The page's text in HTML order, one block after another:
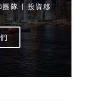
團隊 | 投資移